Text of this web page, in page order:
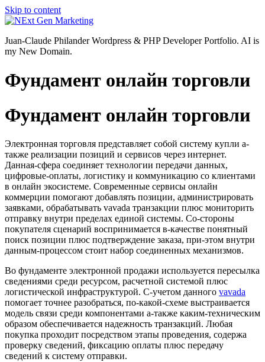
Skip to content
Juan-Claude Philander Wordpress & PHP Developer Portfolio. AI is
my New Domain.
Фундамент онлайн торговли
Фундамент онлайн торговли
Электронная торговля представляет собой систему купли а-
также реализации позиций и сервисов через интернет.
Данная-сфера соединяет технологии передачи данных,
цифровые-оплаты, логистику и коммуникацию со клиентами
в онлайн экосистеме. Современные сервисы онлайн
коммерции помогают добавлять позиции, администрировать
заявками, обрабатывать vavada транзакции плюс мониторить
отправку внутри пределах единой системы. Со-стороны
покупателя сценарий воспринимается в-качестве понятный
поиск позиции плюс подтверждение заказа, при-этом внутри
данным-процессом стоит набор соединенных механизмов.
Во фундаменте электронной продажи используется пересылка
сведениями среди ресурсом, расчетной системой плюс
логистической инфраструктурой. С-учетом данного vavada
помогает точнее разобраться, по-какой-схеме выстраивается
модель связи среди компонентами а-также каким-техническим
образом обеспечивается надежность транзакций. Любая
покупка проходит посредством этапы проведения, содержа
проверку сведений, фиксацию оплаты плюс передачу
сведений к систему отправки.